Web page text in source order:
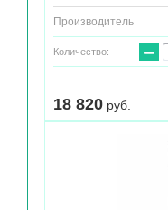
Производитель
Количество: −
18 820 руб.